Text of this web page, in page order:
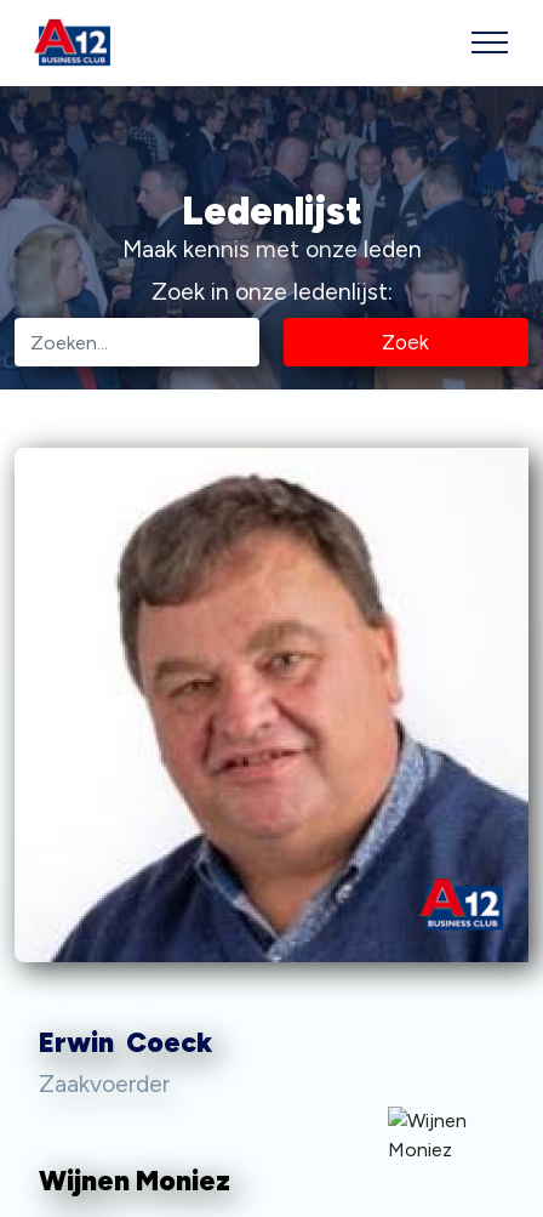
Ledenlijst
Maak kennis met onze leden
Zoek in onze ledenlijst:
Zoek
Erwin Coeck
Zaakvoerder
Wijnen Moniez